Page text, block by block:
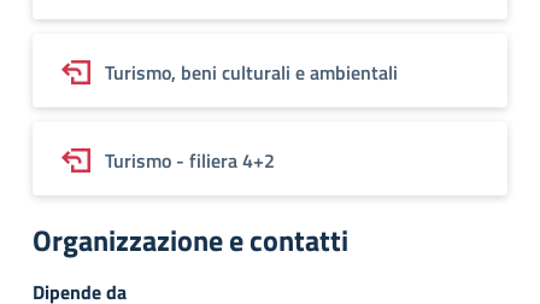
Turismo, beni culturali e ambientali
Turismo - filiera 4+2
Organizzazione e contatti
Dipende da